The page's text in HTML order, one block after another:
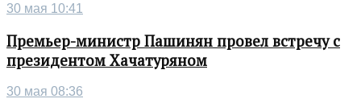
30 мая 10:41
Премьер-министр Пашинян провел встречу с
президентом Хачатуряном
30 мая 08:36